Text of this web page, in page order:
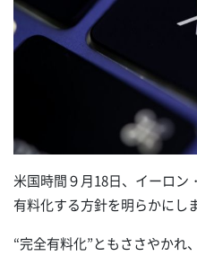
米国時間９月18日、イーロ
有料化する方針を明らかにし
“完全有料化”ともささやかれ